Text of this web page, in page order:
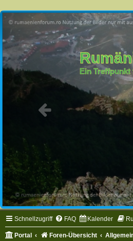
Ein Treffpunkt
Schnellzugriff FAQ Kalender
Portal Foren-Übersicht